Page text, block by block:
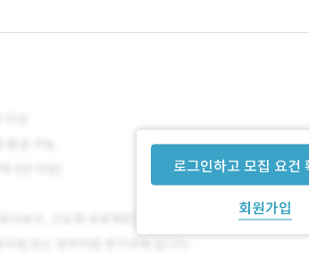
로그인하고 모집 요건
회원가입